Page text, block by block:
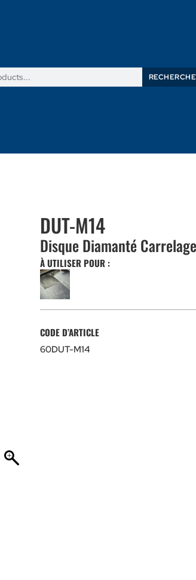
RECHERCHE
DUT-M14
Disque Diamanté
À UTILISER POUR :
CODE D’ARTICLE
60DUT-M14